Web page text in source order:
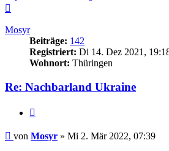
Mosyr
Beiträge: 142
Registriert: Di 14. Dez 2021,
Wohnort: Thüringen
Re: Nachbarland Ukraine
Beitrag
von Mosyr » Mi 2. Mär 2022, 07:39